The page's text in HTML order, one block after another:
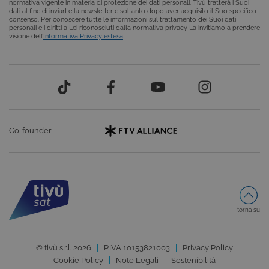
normativa vigente in materia di protezione dei dati personali. Tivù tratterà i Suoi
dati al fine di inviarLe la newsletter e soltanto dopo aver acquisito il Suo specifico
consenso. Per conoscere tutte le informazioni sul trattamento dei Suoi dati
personali e i diritti a Lei riconosciuti dalla normativa privacy La invitiamo a prendere
visione dell’Informativa Privacy estesa
Co-founder
torna su
© tivù s.r.l. 2026 P.IVA 10153821003
Privacy Policy
Cookie Policy
Note Legali Sostenibilità
Nome
Provider /
Dominio
Scadenza Descrizione
ASP.NET_SessionId
Microsoft
Sessione
Cookie di
CookieScriptConsent
viene
utilizzato dal
servizio
consenso sui